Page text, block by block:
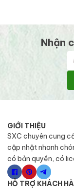
Nhận
GIỚI THIỆU
SXC chuyên cung
cập nhật nhanh
có bản quyền, có
HỖ TRỢ KHÁCH